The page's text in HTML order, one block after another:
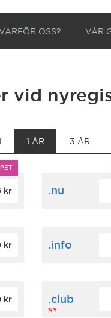
OSS? VÅR
vid
1 ÅR 3 ÅR
kr .nu
kr .info
kr .club
NY